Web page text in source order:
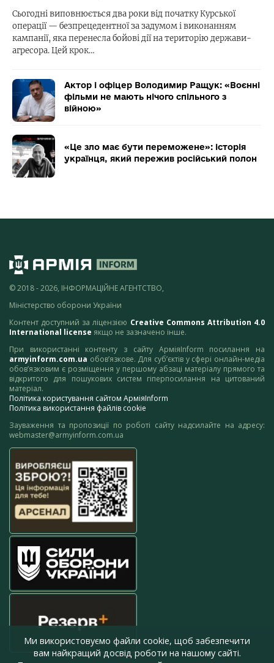
Сьогодні виповнюється два роки від початку Курської
операції — безпрецедентної за задумом і виконанням
кампанії, яка перенесла бойові дії на територію держави-
агресора. Цей крок…
Актор і офіцер Володимир Ращук: «Воєнні
фільми не мають нічого спільного з
війною»
«Це зло має бути переможене»: історія
українця, який пережив російський полон
© 2018 - 2026, ІНФОРМАЦІЙНЕ АГЕНТСТВО,
Міністерство оборони України
Контент доступний за ліцензією Creative Commons Attribution 4.0
International license якщо не зазначено інше.
При використанні контенту з сайту АрміяInform посилання на
armyinform.com.ua обов’язкове. Для суб’єктів у сфері онлайн-медіа
обов’язковим є розміщення у першому абзаці матеріалу прямого та
відкритого для пошукових систем гіперпосилання на цитований
матеріал.
Політика користування сайтом АрміяInform
Політика використання файлів cookie
Зауваження та пропозиції по роботі сайту надсилайте на адресу:
webmaster@armyinform.com.ua
Ми використовуємо файли cookie, щоб забезпечити
вам найкращий досвід роботи на нашому сайті.